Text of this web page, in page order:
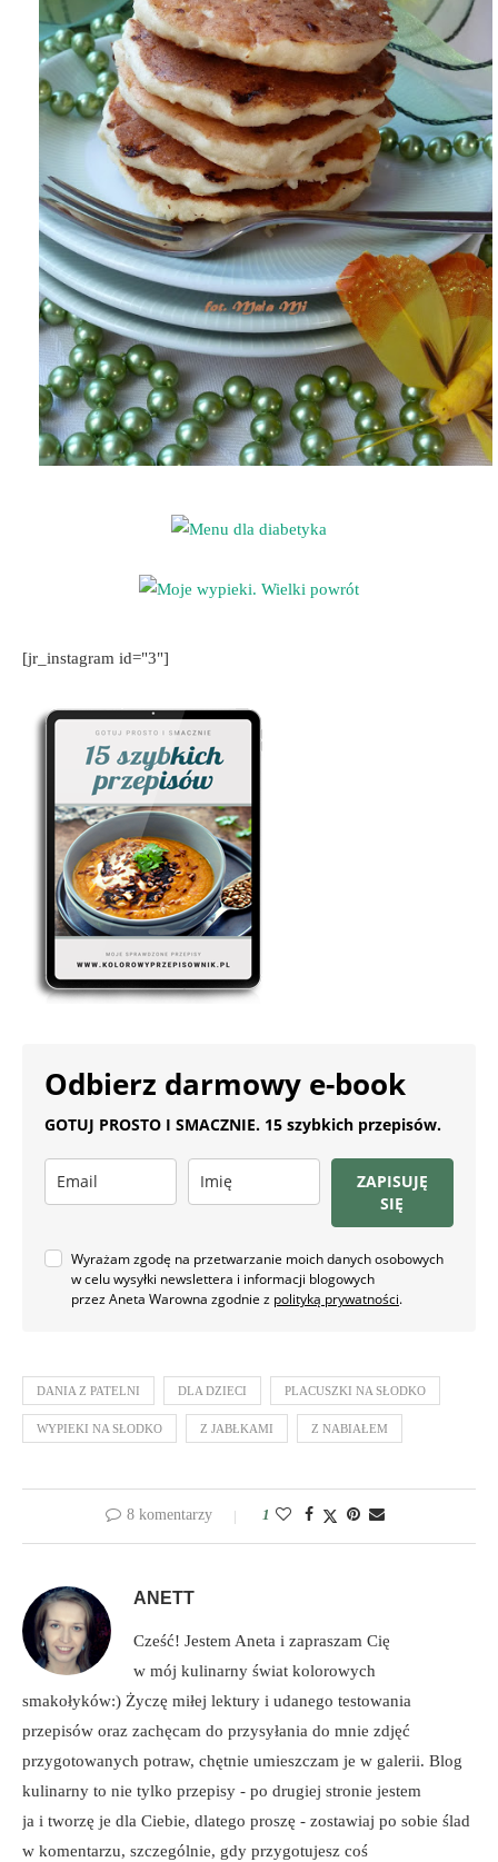
[jr_instagram id="3"]
Odbierz darmowy e-book
GOTUJ PROSTO I SMACZNIE. 15 szybkich przepisów.
ZAPISUJĘ
SIĘ
Wyrażam zgodę na przetwarzanie moich danych osobowych
w celu wysyłki newslettera i informacji blogowych
przez Aneta Warowna zgodnie z polityką prywatności.
DANIA Z PATELNI DLA DZIECI PLACUSZKI NA SŁODKO
WYPIEKI NA SŁODKO Z JABŁKAMI Z NABIAŁEM
8 komentarzy 1
ANETT
Cześć! Jestem Aneta i zapraszam Cię
w mój kulinarny świat kolorowych
smakołyków:) Życzę miłej lektury i udanego testowania
przepisów oraz zachęcam do przysyłania do mnie zdjęć
przygotowanych potraw, chętnie umieszczam je w galerii. Blog
kulinarny to nie tylko przepisy - po drugiej stronie jestem
ja i tworzę je dla Ciebie, dlatego proszę - zostawiaj po sobie ślad
w komentarzu, szczególnie, gdy przygotujesz coś